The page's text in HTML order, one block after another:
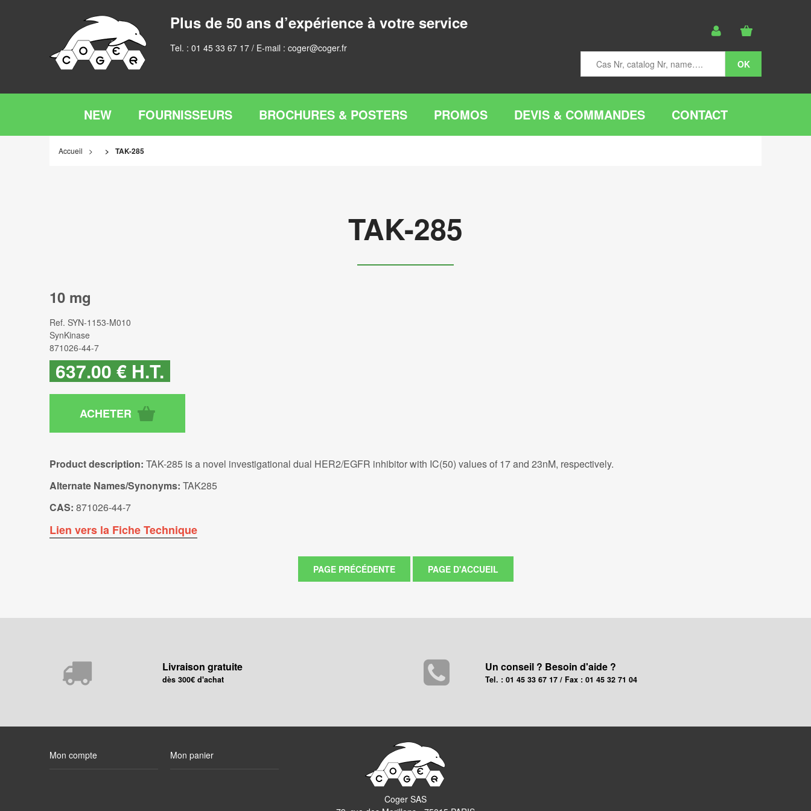
Plus de 50 ans d’expérience à votre service
Tel. : 01 45 33 67 17 / E-mail : coger@coger.fr
NEW FOURNISSEURS BROCHURES & POSTERS PROMOS DEVIS & COMMANDES CONTACT
Accueil TAK-285
TAK-285
10 mg
Ref. SYN-1153-M010
SynKinase
871026-44-7
637.00 € H.T.
Product description: TAK-285 is a novel investigational dual HER2/EGFR inhibitor with IC(50) values of 17 and 23nM, respectively.
Alternate Names/Synonyms: TAK285
CAS: 871026-44-7
Lien vers la Fiche Technique
Livraison gratuite
dès 300€ d'achat
Un conseil ? Besoin d'aide ?
Tel. : 01 45 33 67 17 / Fax : 01 45 32 71 04
Mon compte Mon panier
Coger SAS